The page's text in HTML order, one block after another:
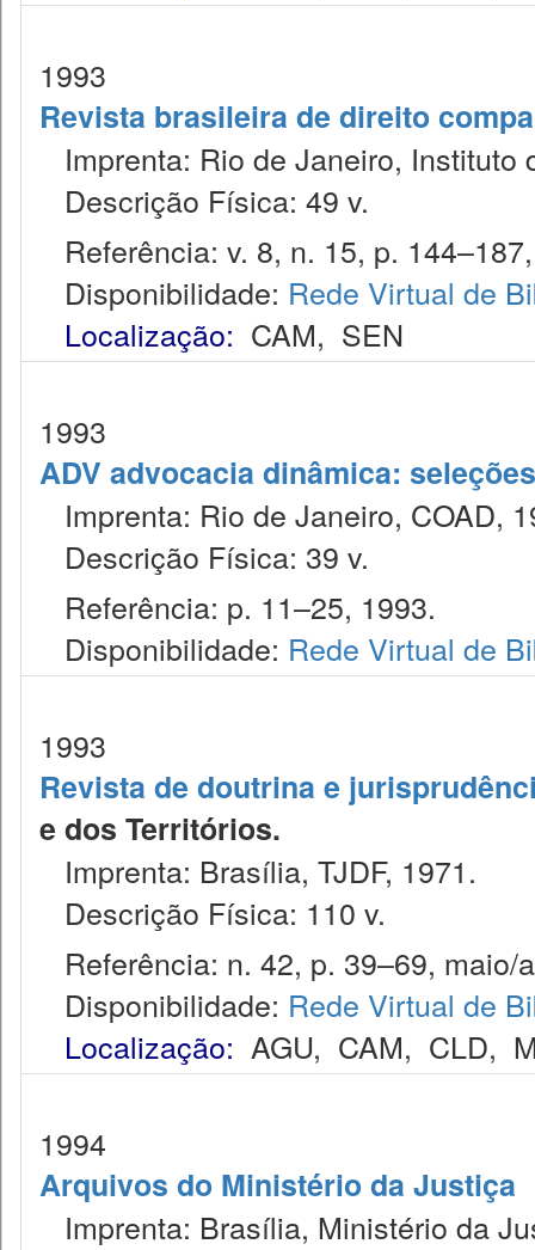
1993
Revista brasileira de direito
Imprenta: Rio de Janeiro, Instituto
Descrição Física: 49 v.
Referência: v. 8, n. 15, p.
Disponibilidade: Rede Virtual de
Localização: CAM, SEN
1993
ADV advocacia dinâmica:
Imprenta: Rio de Janeiro, COAD,
Descrição Física: 39 v.
Referência: p. 11–25, 1993.
Disponibilidade: Rede Virtual de
1993
Revista de doutrina e
e dos Territórios.
Imprenta: Brasília, TJDF, 1971.
Descrição Física: 110 v.
Referência: n. 42, p. 39–69, maio/
Disponibilidade: Rede Virtual de
Localização: AGU, CAM, CLD,
1994
Arquivos do Ministério da Justiça
Imprenta: Brasília, Ministério da